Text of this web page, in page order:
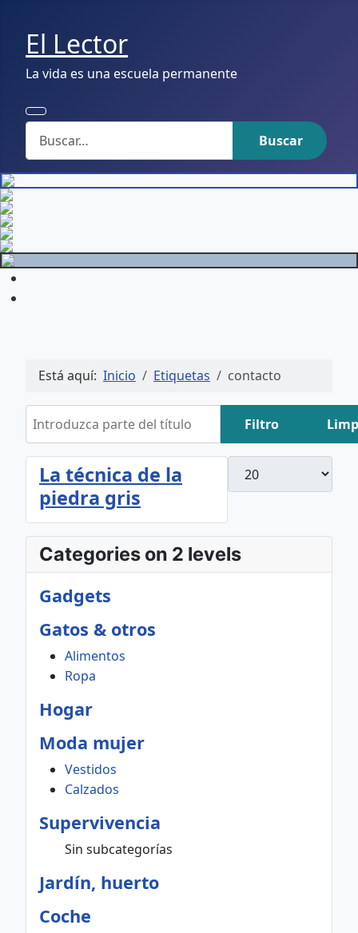
El Lector
La vida es una escuela permanente
Buscar
Buscar
Está aquí: Inicio Etiquetas contacto
Filtro
La técnica de la
piedra gris
Categories on 2 levels
Gadgets
Gatos & otros
Alimentos
Ropa
Hogar
Moda mujer
Vestidos
Calzados
Supervivencia
Sin subcategorías
Jardín, huerto
Coche